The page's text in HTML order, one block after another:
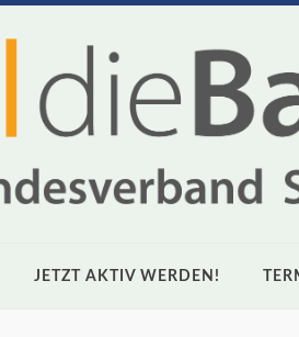
JETZT AKTIV WERDEN!